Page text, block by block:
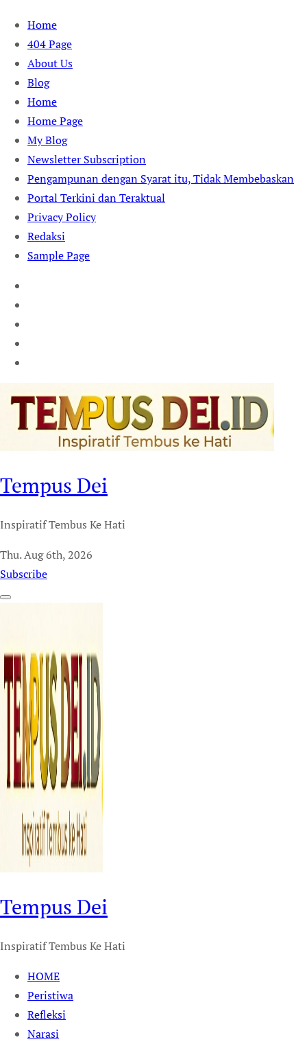
Skip
content
Home
404 Page
About Us
Blog
Home
Home Page
My Blog
Newsletter Subscription
Pengampunan dengan Syarat itu, Tidak Membebaskan
Portal Terkini dan Teraktual
Privacy Policy
Redaksi
Sample Page
Tempus Dei
Inspiratif Tembus Ke Hati
Thu. Aug 6th, 2026
Subscribe
Tempus Dei
Inspiratif Tembus Ke Hati
HOME
Peristiwa
Refleksi
Narasi